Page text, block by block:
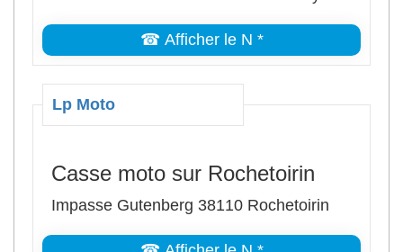
☎ Afficher le N *
Lp Moto
Casse moto sur Rochetoirin
Impasse Gutenberg 38110 Rochetoirin